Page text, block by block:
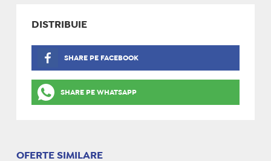
DISTRIBUIE
SHARE PE FACEBOOK
SHARE PE WHATSAPP
OFERTE SIMILARE